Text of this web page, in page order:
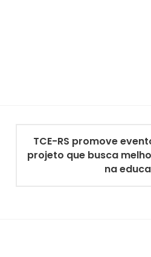
TCE-RS promove
projeto que busca
na